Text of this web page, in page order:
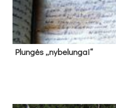
Plun­gės „ny­be­lun­gai“